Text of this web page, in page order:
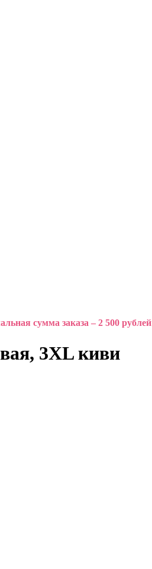
сумма заказа – 2 500 рублей
3XL киви